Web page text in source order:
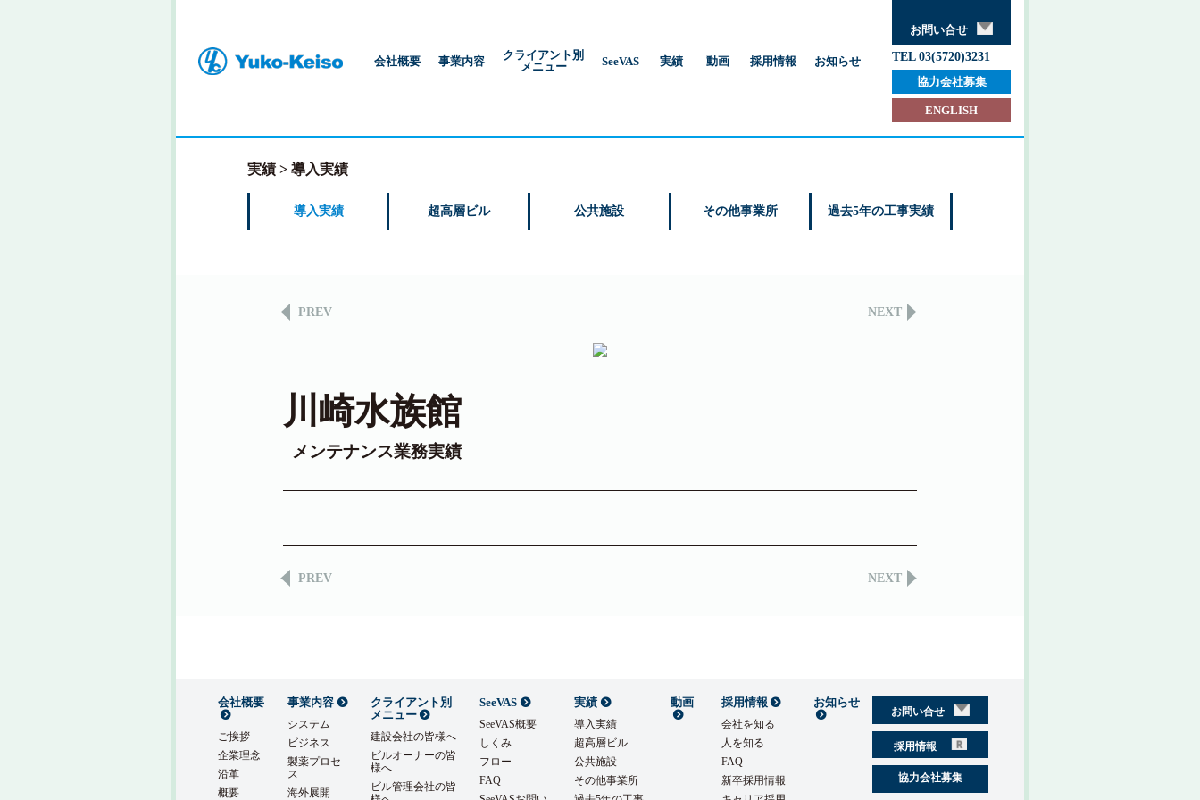
会社概要 事業内容
クライアント別
メニュー
SeeVAS 実績 動画 採用情報 お知らせ
お問い合せ
TEL 03(5720)3231
協力会社募集
ENGLISH
実績 導入実績
導入実績 超高層ビル 公共施設 その他事業所 過去5年の工事実績
PREV NEXT
川崎水族館
メンテナンス業務実績
PREV NEXT
会社概要
ご挨拶
企業理念
沿革
概要
事業内容
システム
ビジネス
製薬プロセ
ス
海外展開
クライアント別
メニュー
建設会社の皆様へ
ビルオーナーの皆
様へ
ビル管理会社の皆
SeeVAS
SeeVAS概要
しくみ
フロー
FAQ
実績
導入実績
超高層ビル
公共施設
その他事業所
動画 採用情報
会社を知る
人を知る
FAQ
新卒採用情報
お知らせ
お問い合せ
採用情報
協力会社募集